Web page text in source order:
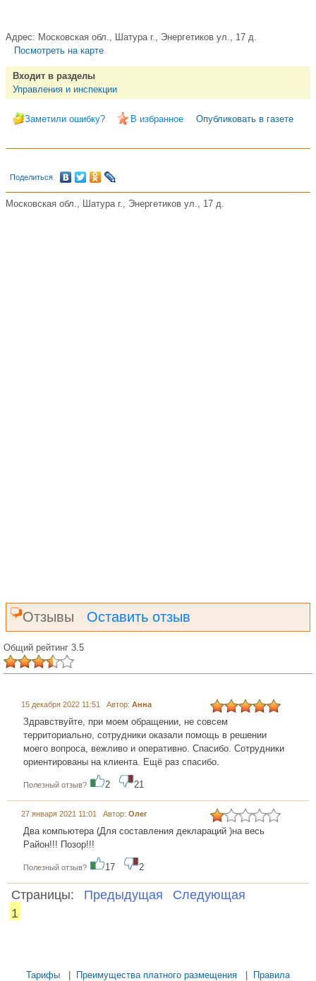
Адрес: Московская обл., Шатура г., Энергетиков ул., 17 д.
Посмотреть на карте
Входит в разделы
Управления и инспекции
Заметили ошибку? В избранное Опубликовать в газете
Поделиться
Московская обл., Шатура г., Энергетиков ул., 17 д.
Отзывы Оставить отзыв
Общий рейтинг 3.5
15 декабря 2022 11:51 Автор: Анна
Здравствуйте, при моем обращении, не совсем
территориально, сотрудники оказали помощь в решении
моего вопроса, вежливо и оперативно. Спасибо. Сотрудники
ориентированы на клиента. Ещё раз спасибо.
Полезный отзыв? 2 21
27 января 2021 11:01 Автор: Олег
Два компьютера (Для составления деклараций )на весь
Район!!! Позор!!!
Полезный отзыв? 17 2
Страницы: Предыдущая
Следующая
1
Тарифы Преимущества платного размещения Правила